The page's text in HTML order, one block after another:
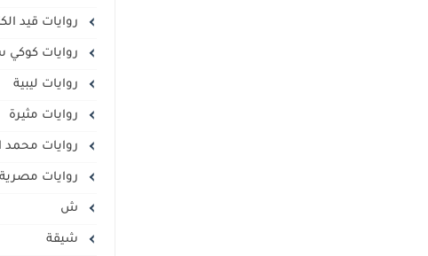
روايات قيد
روايات كوكي
روايات ليبية
روايات مثيرة
روايات محمد
روايات مصرية
ش
شيقة